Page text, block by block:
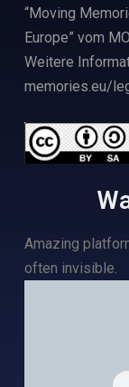
“Moving
Europe” vom
Weitere
memories.eu/
Amazing
often invisible.